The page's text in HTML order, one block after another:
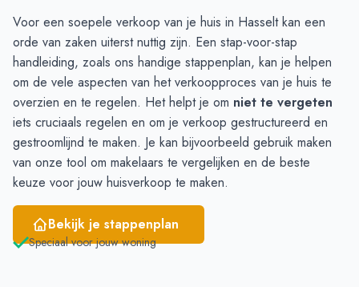
Voor een soepele verkoop van je huis in Hasselt kan een
orde van zaken uiterst nuttig zijn. Een stap-voor-stap
handleiding, zoals ons handige stappenplan, kan je helpen
om de vele aspecten van het verkoopproces van je huis te
overzien en te regelen. Het helpt je om niet te vergeten
iets cruciaals regelen en om je verkoop gestructureerd en
gestroomlijnd te maken. Je kan bijvoorbeeld gebruik maken
van onze tool om makelaars te vergelijken en de beste
keuze voor jouw huisverkoop te maken.
Bekijk je stappenplan
Speciaal voor jouw woning